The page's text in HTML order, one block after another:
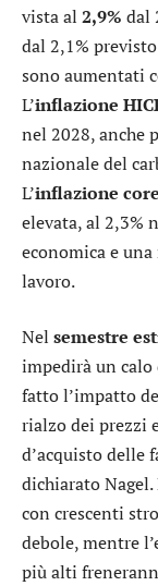
vista al 2,9% dal
dal 2,1%
sono aumentati
L’inflazione
nel 2028, anche
nazionale del
L’inflazione core
elevata, al 2,3%
economica e
lavoro.
Nel semestre
impedirà un
fatto l’impatto
rialzo dei prezzi
d’acquisto delle
dichiarato
con crescenti
debole, mentre
più alti